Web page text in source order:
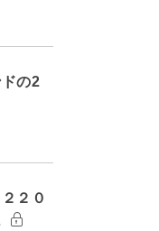
の2
２０